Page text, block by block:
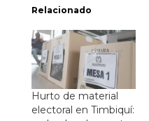
Relacionado
Hurto de material
electoral en Timbiquí: